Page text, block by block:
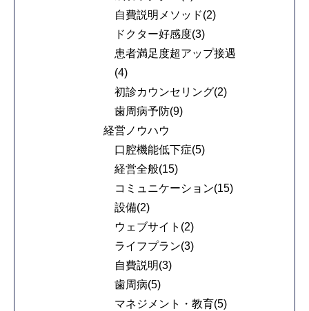
自費説明メソッド(2)
ドクター好感度(3)
患者満足度超アップ接遇
(4)
初診カウンセリング(2)
歯周病予防(9)
経営ノウハウ
口腔機能低下症(5)
経営全般(15)
コミュニケーション(15)
設備(2)
ウェブサイト(2)
ライフプラン(3)
自費説明(3)
歯周病(5)
マネジメント・教育(5)